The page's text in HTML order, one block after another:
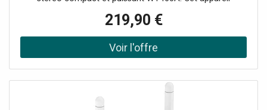
parleurs en un système audio multi-pièces HiFi sans fil
grâce à l'amplificateur numérique de classe D intégré. (Il
est équipé d'une fonction WIFI pour connecter vos haut-
parleurs à votre réseau domestique et lire de la musique
(Android) ou Q-play. Diffusez facilement votre musique
préférée via le streaming BT ou à partir de services de
219,90 €